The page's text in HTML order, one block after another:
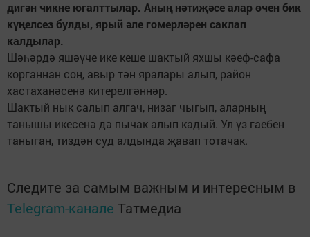
дигән чикне югалттылар. Аның нәтиҗәсе алар өчен бик
күңелсез булды, ярый әле гомерләрен саклап
калдылар.
Шәһәрдә яшәүче ике кеше шактый яхшы кәеф-сафа
корганнан соң, авыр тән яралары алып, район
хастаханәсенә китерелгәннәр.
Шактый нык салып алгач, низаг чыгып, аларның
танышы икесенә дә пычак алып кадый. Ул үз гаебен
таныган, тиздән суд алдында җавап тотачак.
Следите за самым важным и интересным в
Telegram-канале Татмедиа